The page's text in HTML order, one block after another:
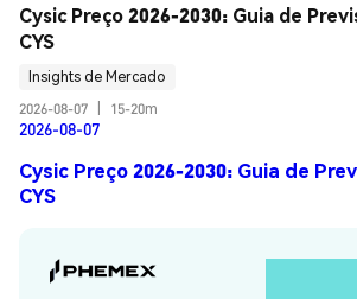
Cysic Preço 2026-2030: Guia de
CYS
Insights de Mercado
2026-08-07
15-20m
2026-08-07
Cysic Preço 2026-2030: Guia de
CYS